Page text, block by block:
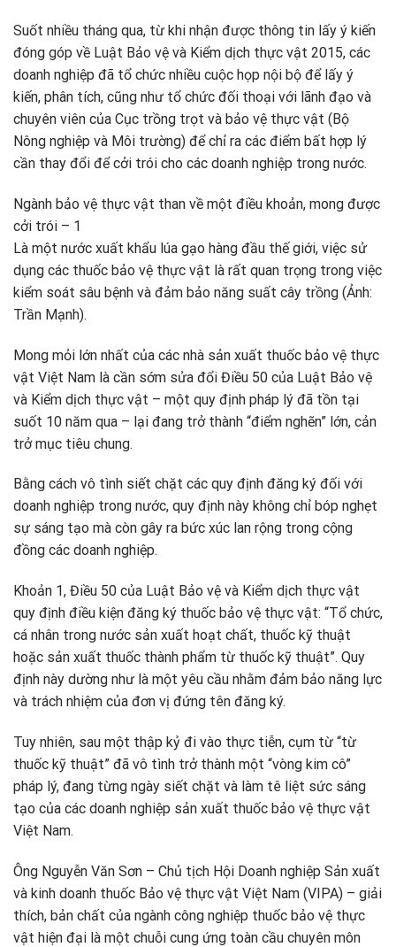
Suốt nhiều tháng qua, từ khi nhận được thông tin lấy ý kiến
đóng góp về Luật Bảo vệ và Kiểm dịch thực vật 2015, các
doanh nghiệp đã tổ chức nhiều cuộc họp nội bộ để lấy ý
kiến, phân tích, cũng như tổ chức đối thoại với lãnh đạo và
chuyên viên của Cục trồng trọt và bảo vệ thực vật (Bộ
Nông nghiệp và Môi trường) để chỉ ra các điểm bất hợp lý
cần thay đổi để cởi trói cho các doanh nghiệp trong nước.
Ngành bảo vệ thực vật than về một điều khoản, mong được
cởi trói – 1
Là một nước xuất khẩu lúa gạo hàng đầu thế giới, việc sử
dụng các thuốc bảo vệ thực vật là rất quan trọng trong việc
kiểm soát sâu bệnh và đảm bảo năng suất cây trồng (Ảnh:
Trần Mạnh).
Mong mỏi lớn nhất của các nhà sản xuất thuốc bảo vệ thực
vật Việt Nam là cần sớm sửa đổi Điều 50 của Luật Bảo vệ
và Kiểm dịch thực vật – một quy định pháp lý đã tồn tại
suốt 10 năm qua – lại đang trở thành “điểm nghẽn” lớn, cản
trở mục tiêu chung.
Bằng cách vô tình siết chặt các quy định đăng ký đối với
doanh nghiệp trong nước, quy định này không chỉ bóp nghẹt
sự sáng tạo mà còn gây ra bức xúc lan rộng trong cộng
đồng các doanh nghiệp.
Khoản 1, Điều 50 của Luật Bảo vệ và Kiểm dịch thực vật
quy định điều kiện đăng ký thuốc bảo vệ thực vật: “Tổ chức,
cá nhân trong nước sản xuất hoạt chất, thuốc kỹ thuật
hoặc sản xuất thuốc thành phẩm từ thuốc kỹ thuật”. Quy
định này dường như là một yêu cầu nhằm đảm bảo năng lực
và trách nhiệm của đơn vị đứng tên đăng ký.
Tuy nhiên, sau một thập kỷ đi vào thực tiễn, cụm từ “từ
thuốc kỹ thuật” đã vô tình trở thành một “vòng kim cô”
pháp lý, đang từng ngày siết chặt và làm tê liệt sức sáng
tạo của các doanh nghiệp sản xuất thuốc bảo vệ thực vật
Việt Nam.
Ông Nguyễn Văn Sơn – Chủ tịch Hội Doanh nghiệp Sản xuất
và kinh doanh thuốc Bảo vệ thực vật Việt Nam (VIPA) – giải
thích, bản chất của ngành công nghiệp thuốc bảo vệ thực
vật hiện đại là một chuỗi cung ứng toàn cầu chuyên môn